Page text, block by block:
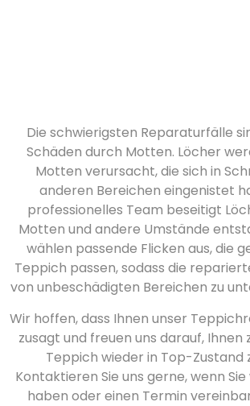
Die schwierigsten Reparaturfälle
Schäden durch Motten. Löcher
Motten verursacht, die sich in
anderen Bereichen eingenistet
professionelles Team beseitigt
Motten und andere Umstände
wählen passende Flicken aus, die
Teppich passen, sodass die
von unbeschädigten Bereichen zu
Wir hoffen, dass Ihnen unser
zusagt und freuen uns darauf, Ihnen
Teppich wieder in Top-Zustand
Kontaktieren Sie uns gerne, wenn
haben oder einen Termin